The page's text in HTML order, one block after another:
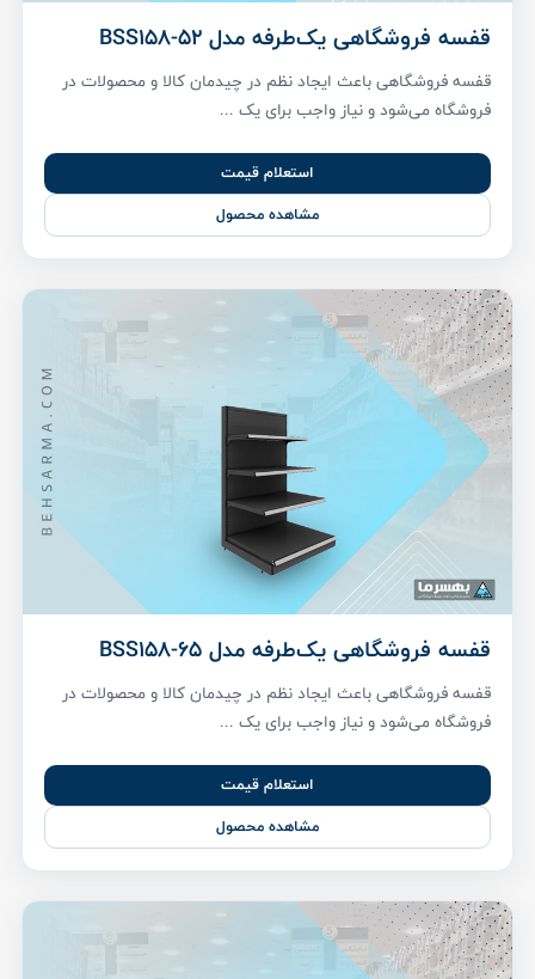
قفسه فروشگاهی یک‌طرفه مدل BSS158-52
قفسه فروشگاهی باعث ایجاد نظم در چیدمان کالا و محصولات در
فروشگاه می‌شود و نیاز واجب برای یک ...
استعلام قیمت
مشاهده محصول
قفسه فروشگاهی یک‌طرفه مدل BSS158-65
قفسه فروشگاهی باعث ایجاد نظم در چیدمان کالا و محصولات در
فروشگاه می‌شود و نیاز واجب برای یک ...
استعلام قیمت
مشاهده محصول